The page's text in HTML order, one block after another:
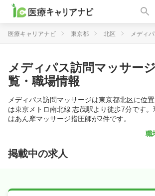
医療キャリアナビ 東京都 北区 メディ
メディパス訪問マッサー
覧・職場情報
メディパス訪問マッサージは東京都北区に位
は東京メトロ南北線 志茂駅より徒歩7分です
はあん摩マッサージ指圧師が2件です。
職
掲載中の求人